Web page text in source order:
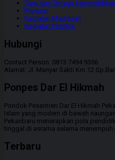
Guru dan Tenaga kependidikan
Prestasi
Kegiatan Madrasah
Kegiatan Pondok
Hubungi
Contact Person: 0813 7494 9556
Alamat: Jl. Manyar Sakti Km.12
Ponpes Dar El Hikmah
Pondok Pesantren Dar El Hikmah
Islam yang modern di bawah
Pekanbaru menerapkan pola
tinggal di asrama selama menempuh
Terbaru